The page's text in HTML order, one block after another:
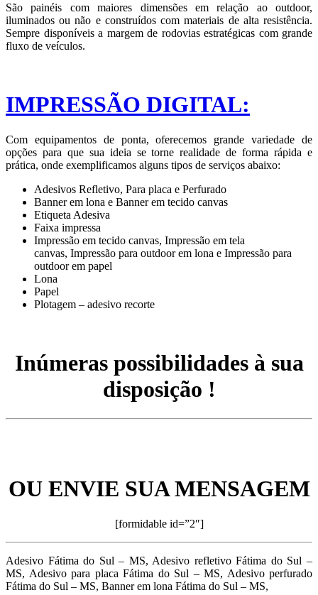
São painéis com maiores dimensões em relação ao outdoor,
iluminados ou não e construídos com materiais de alta resistência.
Sempre disponíveis a margem de rodovias estratégicas com grande
fluxo de veículos.
IMPRESSÃO DIGITAL:
Com equipamentos de ponta, oferecemos grande variedade de
opções para que sua ideia se torne realidade de forma rápida e
prática, onde exemplificamos alguns tipos de serviços abaixo:
Adesivos Refletivo, Para placa e Perfurado
Banner em lona e Banner em tecido canvas
Etiqueta Adesiva
Faixa impressa
Impressão em tecido canvas, Impressão em tela
canvas, Impressão para outdoor em lona e Impressão para
outdoor em papel
Lona
Papel
Plotagem – adesivo recorte
Inúmeras possibilidades à sua
disposição !
OU ENVIE SUA MENSAGEM
[formidable id=”2″]
Adesivo Fátima do Sul – MS, Adesivo refletivo Fátima do Sul –
MS, Adesivo para placa Fátima do Sul – MS, Adesivo perfurado
Fátima do Sul – MS, Banner em lona Fátima do Sul – MS,